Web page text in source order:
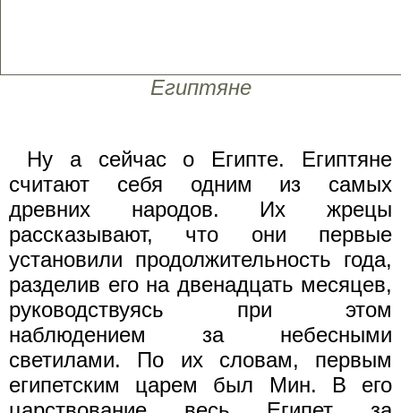
Египтяне
Ну а сейчас о Египте. Египтяне
считают себя одним из самых
древних народов. Их жрецы
рассказывают, что они первые
установили продолжительность года,
разделив его на двенадцать месяцев,
руководствуясь при этом
наблюдением за небесными
светилами. По их словам, первым
египетским царем был Мин. В его